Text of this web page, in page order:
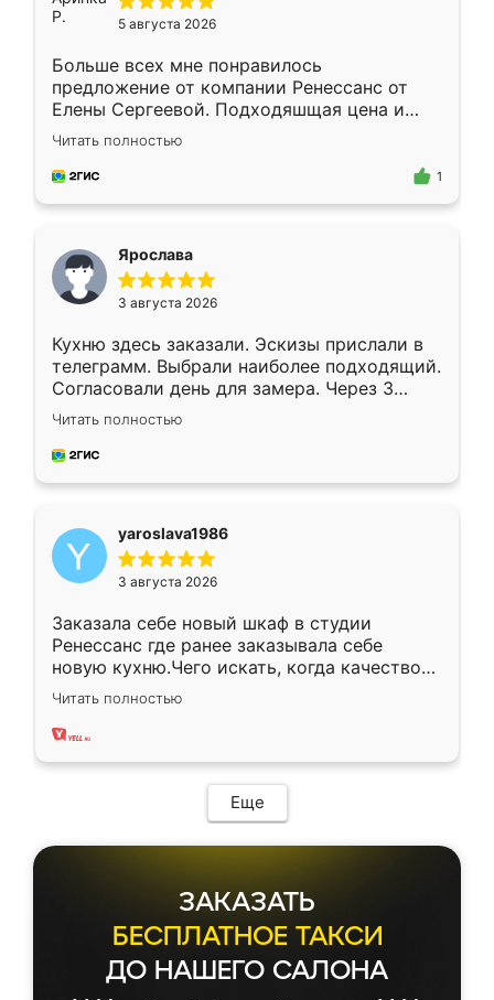
5 августа 2026
Больше всех мне понравилось
предложение от компании Ренессанс от
Елены Сергеевой. Подходяшщая цена и
короткие сроки изготовления. Приехавший
для замера сотрудник Владислав
предложил по моему эскизу самый
Читать полностью
1
Ярослава
3 августа 2026
Кухню здесь заказали. Эскизы прислали в
телеграмм. Выбрали наиболее подходящий.
Согласовали день для замера. Через 3
недели кухня была уже готова. Остались
довольны работой. Спасибо Ренессанс
мебель за качественную работу!
Читать полностью
yaroslava1986
3 августа 2026
Заказала себе новый шкаф в студии
Ренессанс где ранее заказывала себе
новую кухню.Чего искать, когда качеством
вполне довольна. Служит кухня уже почти
два года, нареканий нет.
Читать полностью
Еще
ЗАКАЗАТЬ
БЕСПЛАТНОЕ ТАКСИ
ДО НАШЕГО САЛОНА